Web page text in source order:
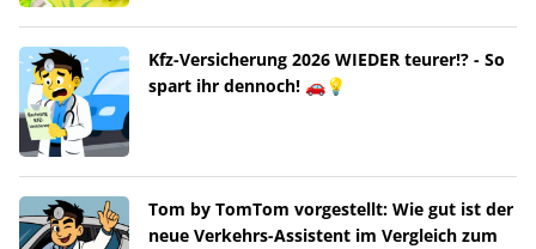
Kfz-Versicherung 2026 WIEDER teurer!? - So
spart ihr dennoch! 🚗💡
Tom by TomTom vorgestellt: Wie gut ist der
neue Verkehrs-Assistent im Vergleich zum